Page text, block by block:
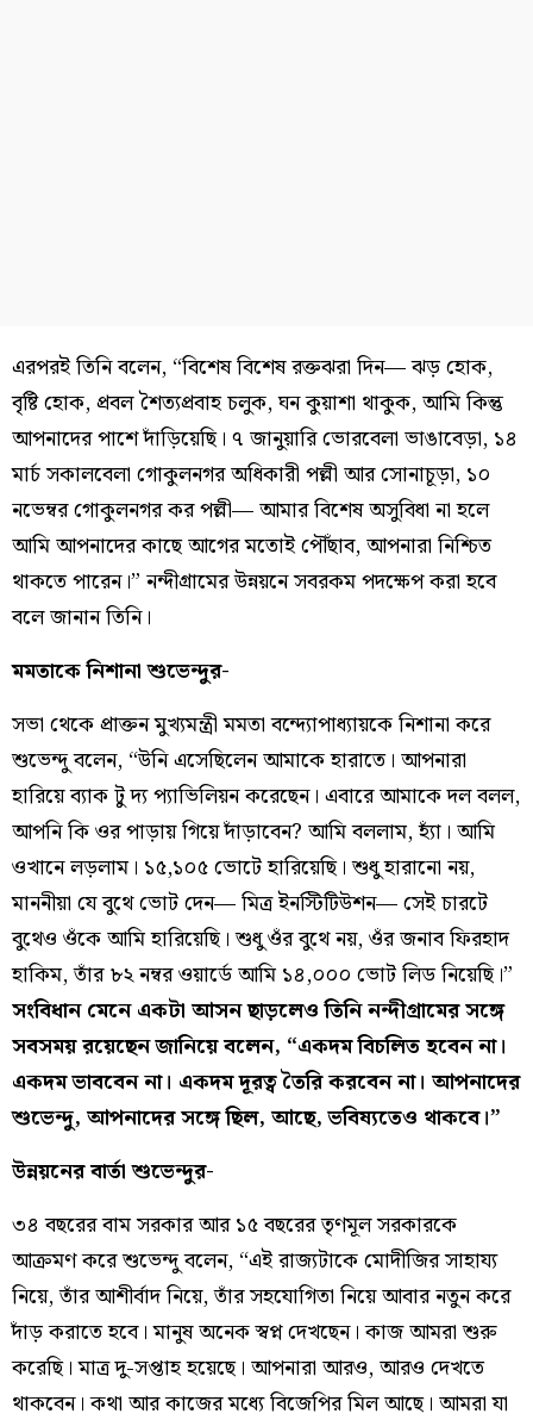
এরপরই তিনি বলেন, “বিশেষ বিশেষ রক্তঝরা দিন— ঝড় হোক,
বৃষ্টি হোক, প্রবল শৈত্যপ্রবাহ চলুক, ঘন কুয়াশা থাকুক, আমি কিন্তু
আপনাদের পাশে দাঁড়িয়েছি। ৭ জানুয়ারি ভোরবেলা ভাঙাবেড়া, ১৪
মার্চ সকালবেলা গোকুলনগর অধিকারী পল্লী আর সোনাচূড়া, ১০
নভেম্বর গোকুলনগর কর পল্লী— আমার বিশেষ অসুবিধা না হলে
আমি আপনাদের কাছে আগের মতোই পৌঁছাব, আপনারা নিশ্চিত
থাকতে পারেন।” নন্দীগ্রামের উন্নয়নে সবরকম পদক্ষেপ করা হবে
বলে জানান তিনি।
মমতাকে নিশানা শুভেন্দুর-
সভা থেকে প্রাক্তন মুখ্যমন্ত্রী মমতা বন্দ্যোপাধ্যায়কে নিশানা করে
শুভেন্দু বলেন, “উনি এসেছিলেন আমাকে হারাতে। আপনারা
হারিয়ে ব্যাক টু দ্য প্যাভিলিয়ন করেছেন। এবারে আমাকে দল বলল,
আপনি কি ওর পাড়ায় গিয়ে দাঁড়াবেন? আমি বললাম, হ্যাঁ। আমি
ওখানে লড়লাম। ১৫,১০৫ ভোটে হারিয়েছি। শুধু হারানো নয়,
মাননীয়া যে বুথে ভোট দেন— মিত্র ইনস্টিটিউশন— সেই চারটে
বুথেও ওঁকে আমি হারিয়েছি। শুধু ওঁর বুথে নয়, ওঁর জনাব ফিরহাদ
হাকিম, তাঁর ৮২ নম্বর ওয়ার্ডে আমি ১৪,০০০ ভোট লিড নিয়েছি।”
সংবিধান মেনে একটা আসন ছাড়লেও তিনি নন্দীগ্রামের সঙ্গে
সবসময় রয়েছেন জানিয়ে বলেন, “একদম বিচলিত হবেন না।
একদম ভাববেন না। একদম দূরত্ব তৈরি করবেন না। আপনাদের
শুভেন্দু, আপনাদের সঙ্গে ছিল, আছে, ভবিষ্যতেও থাকবে।”
উন্নয়নের বার্তা শুভেন্দুর-
৩৪ বছরের বাম সরকার আর ১৫ বছরের তৃণমূল সরকারকে
আক্রমণ করে শুভেন্দু বলেন, “এই রাজ্যটাকে মোদীজির সাহায্য
নিয়ে, তাঁর আশীর্বাদ নিয়ে, তাঁর সহযোগিতা নিয়ে আবার নতুন করে
দাঁড় করাতে হবে। মানুষ অনেক স্বপ্ন দেখছেন। কাজ আমরা শুরু
করেছি। মাত্র দু-সপ্তাহ হয়েছে। আপনারা আরও, আরও দেখতে
থাকবেন। কথা আর কাজের মধ্যে বিজেপির মিল আছে। আমরা যা